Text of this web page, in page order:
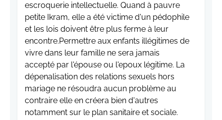
escroquerie intellectuelle. Quand à pauvre
petite Ikram, elle a été victime d'un pédophile
et les lois doivent être plus ferme à leur
encontre.Permettre aux enfants illégitimes de
vivre dans leur famille ne sera jamais
accepté par l'épouse ou l'epoux légitime. La
dépenalisation des relations sexuels hors
mariage ne résoudra aucun problème au
contraire elle en créera bien d'autres
notamment sur le plan sanitaire et sociale.